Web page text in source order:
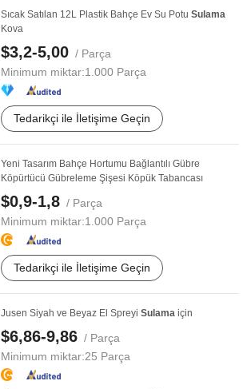
Sıcak Satılan 12L Plastik Bahçe Ev Su Potu Sulama
Kova
$3,2-5,00 / Parça
Minimum miktar:1.000 Parça
Tedarikçi ile İletişime Geçin
Yeni Tasarım Bahçe Hortumu Bağlantılı Gübre
Köpürtücü Gübreleme Şişesi Köpük Tabancası
$0,9-1,8 / Parça
Minimum miktar:1.000 Parça
Tedarikçi ile İletişime Geçin
Jusen Siyah ve Beyaz El Spreyi Sulama için
$6,86-9,86 / Parça
Minimum miktar:25 Parça